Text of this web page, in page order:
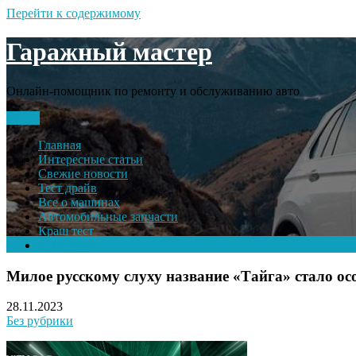
Перейти к содержимому
Гаражный мастер
Онлайн-помощник по ремонту и обслуживанию авто
Главная
Интересные статьи
Свежие новости
Тест драйв
Все о машинах
Автомобильные запчасти
Краш тест
Милое русскому слуху название «Тайга» стало
28.11.2023
Без рубрики